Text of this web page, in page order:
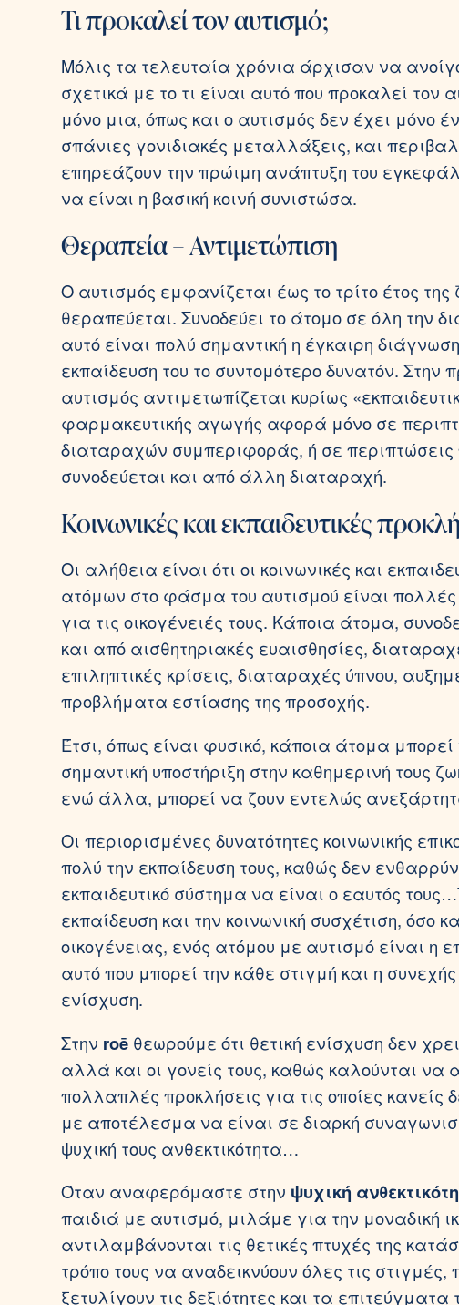
Τι προκαλεί τον αυτισμό;
Μόλις τα τελευταία χρόνια άρχισαν να
σχετικά με το τι είναι αυτό που προκαλεί τον
μόνο μια, όπως και ο αυτισμός δεν έχει μόνο
σπάνιες γονιδιακές μεταλλάξεις, και
επηρεάζουν την πρώιμη ανάπτυξη του
να είναι η βασική κοινή συνιστώσα.
Θεραπεία – Αντιμετώπιση
Ο αυτισμός εμφανίζεται έως το τρίτο έτος της
θεραπεύεται. Συνοδεύει το άτομο σε όλη την
αυτό είναι πολύ σημαντική η έγκαιρη
εκπαίδευση του το συντομότερο δυνατόν. Στην
αυτισμός αντιμετωπίζεται κυρίως
φαρμακευτικής αγωγής αφορά μόνο σε
διαταραχών συμπεριφοράς, ή σε περιπτώσεις
συνοδεύεται και από άλλη διαταραχή.
Κοινωνικές και εκπαιδευτικές
Οι αλήθεια είναι ότι οι κοινωνικές και
ατόμων στο φάσμα του αυτισμού είναι πολλές
για τις οικογένειές τους. Κάποια άτομα,
και από αισθητηριακές ευαισθησίες,
επιληπτικές κρίσεις, διαταραχές ύπνου,
προβλήματα εστίασης της προσοχής.
Έτσι, όπως είναι φυσικό, κάποια άτομα
σημαντική υποστήριξη στην καθημερινή τους
ενώ άλλα, μπορεί να ζουν εντελώς
Οι περιορισμένες δυνατότητες κοινωνικής
πολύ την εκπαίδευση τους, καθώς δεν
εκπαιδευτικό σύστημα να είναι ο εαυτός
εκπαίδευση και την κοινωνική συσχέτιση, όσο
οικογένειας, ενός ατόμου με αυτισμό είναι η
αυτό που μπορεί την κάθε στιγμή και η
ενίσχυση.
Στην roē θεωρούμε ότι θετική ενίσχυση δεν
αλλά και οι γονείς τους, καθώς καλούνται να
πολλαπλές προκλήσεις για τις οποίες κανείς
με αποτέλεσμα να είναι σε διαρκή
ψυχική τους ανθεκτικότητα…
Όταν αναφερόμαστε στην ψυχική
παιδιά με αυτισμό, μιλάμε για την μοναδική
αντιλαμβάνονται τις θετικές πτυχές της
τρόπο τους να αναδεικνύουν όλες τις στιγμές,
ξετυλίγουν τις δεξιότητες και τα επιτεύγματα